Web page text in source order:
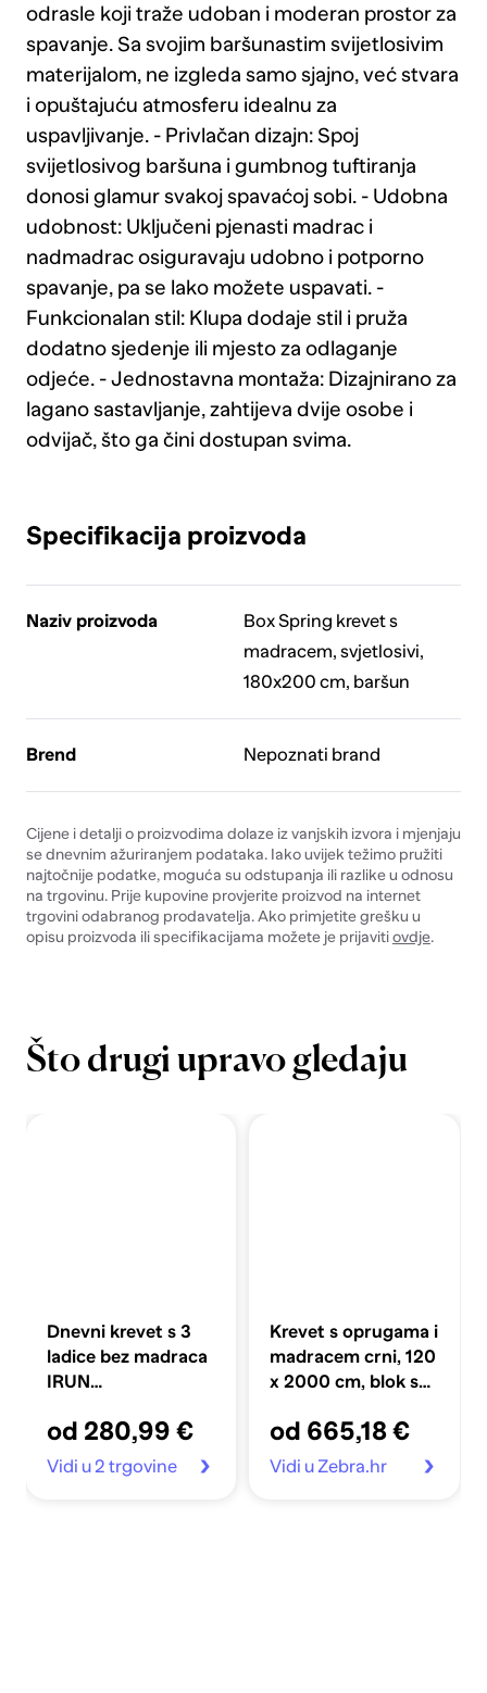
odrasle koji traže udoban i moderan prostor za
spavanje. Sa svojim baršunastim svijetlosivim
materijalom, ne izgleda samo sjajno, već stvara
i opuštajuću atmosferu idealnu za
uspavljivanje. - Privlačan dizajn: Spoj
svijetlosivog baršuna i gumbnog tuftiranja
donosi glamur svakoj spavaćoj sobi. - Udobna
udobnost: Uključeni pjenasti madrac i
nadmadrac osiguravaju udobno i potporno
spavanje, pa se lako možete uspavati. -
Funkcionalan stil: Klupa dodaje stil i pruža
dodatno sjedenje ili mjesto za odlaganje
odjeće. - Jednostavna montaža: Dizajnirano za
lagano sastavljanje, zahtijeva dvije osobe i
odvijač, što ga čini dostupan svima.
Specifikacija proizvoda
Naziv proizvoda
Box Spring krevet s
madracem, svjetlosivi,
180x200 cm, baršun
Brend Nepoznati brand
Cijene i detalji o proizvodima dolaze iz vanjskih izvora i mjenjaju
se dnevnim ažuriranjem podataka. Iako uvijek težimo pružiti
najtočnije podatke, moguća su odstupanja ili razlike u odnosu
na trgovinu. Prije kupovine provjerite proizvod na internet
trgovini odabranog prodavatelja. Ako primjetite grešku u
opisu proizvoda ili specifikacijama možete je prijavitiovdje.
Što drugi upravo gledaju
Dnevni krevet s 3
ladice bez madraca
IRUN
90x200 cm
od 280,99 €
Vidi u 2 trgovine
Krevet s oprugama i
madracem crni, 120
x 2000 cm, blok s
od 665,18 €
Vidi u Zebra.hr